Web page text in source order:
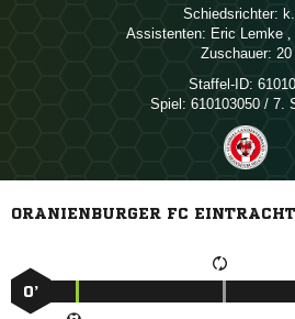
Schiedsrichter:
Assistenten:   ,
Zuschauer: 20
Staffel-ID:
Spiel: 610103050 / 7.
ORANIENBURGER FC
0’